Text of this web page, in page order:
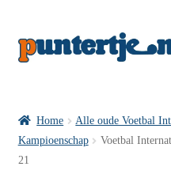
Home Alle oude Voetbal
Kampioenschap
Voetbal
21